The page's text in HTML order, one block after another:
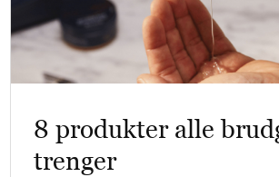
8 produkter alle
trenger